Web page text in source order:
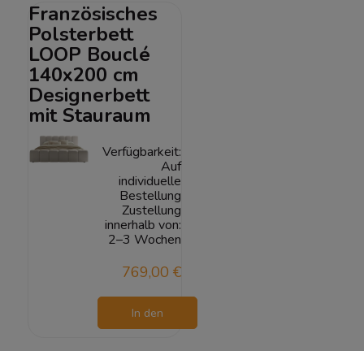
Französisches
Polsterbett
LOOP Bouclé
140x200 cm
Designerbett
mit Stauraum
Verfügbarkeit:
Auf
individuelle
Bestellung
Zustellung
innerhalb von:
2–3 Wochen
769,00 €
In den